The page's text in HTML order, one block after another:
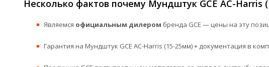
Несколько фактов почему Мундштук GCE AC-
Являемся официальным дилером бренда GCE — цены на эту
Гарантия на Мундштук GCE AC-Harris (15-25мм) + документация в